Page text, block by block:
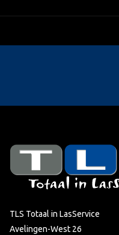
TLS Totaal in LasService
Avelingen-West 26